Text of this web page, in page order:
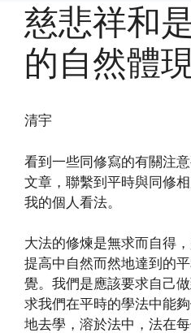
慈悲祥和
的自然體
清宇
看到一些同修寫的有關注
文章，聯繫到平時與同修
我的個人看法。
大法的修煉是無求而自得
提高中自然而然地達到的
覺。我們是應該要求自己
求我們在平時的學法中能
地去學，溶於法中，法在